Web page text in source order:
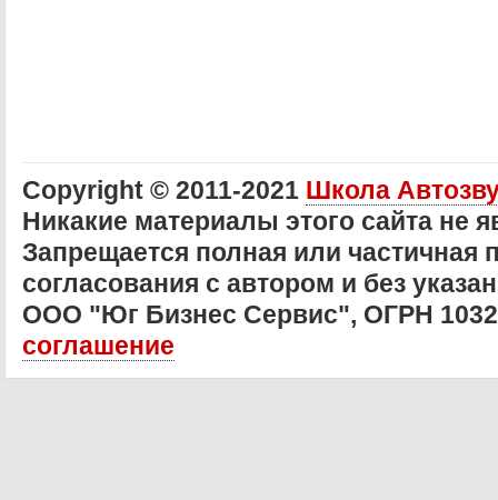
Copyright © 2011-2021 Школа
Никакие материалы этого сайта не
Запрещается полная или частичная
согласования с автором и без
ООО "Юг Бизнес Сервис", ОГРН
соглашение